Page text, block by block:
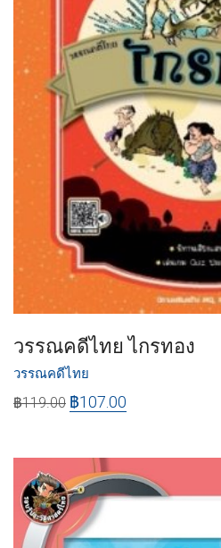
วรรณคดีไทย ไกรทอง
วรรณคดีไทย
฿119.00 ฿107.00